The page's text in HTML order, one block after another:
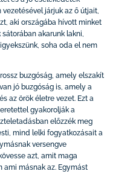
járjuk az ő útjait,
aki országába hívott minket
sátorában akarunk lakni,
soha oda el nem
buzgóság, amely elszakít
jó buzgóság is, amely a
az örök életre vezet. Ezt a
gyakorolják a
előzzék meg
mind lelki fogyatkozásait a
versengve
azt, amit maga
ami másnak az. Egymást